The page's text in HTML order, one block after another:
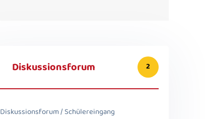
Diskussionsforum 2
Diskussionsforum / Schülereingang